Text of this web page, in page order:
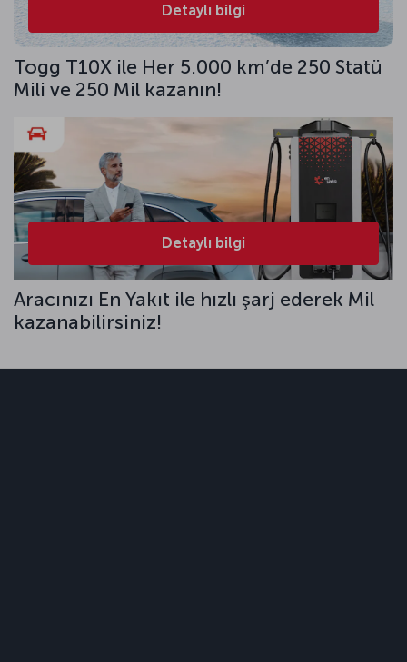
Detaylı bilgi
Togg T10X ile Her 5.000 km’de 250 Statü
Mili ve 250 Mil kazanın!
Detaylı bilgi
Aracınızı En Yakıt ile hızlı şarj ederek Mil
kazanabilirsiniz!